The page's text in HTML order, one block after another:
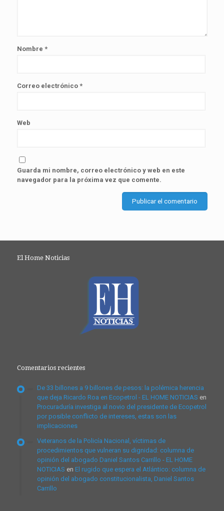
Nombre *
Correo electrónico *
Web
Guarda mi nombre, correo electrónico y web en este
navegador para la próxima vez que comente.
El Home Noticias
Comentarios recientes
De 33 billones a 9 billones de pesos: la polémica herencia
que deja Ricardo Roa en Ecopetrol - EL HOME NOTICIAS en
Procuraduría investiga al novio del presidente de Ecopetrol
por posible conflicto de intereses, estas son las
implicaciones
Veteranos de la Policía Nacional, víctimas de
procedimientos que vulneran su dignidad: columna de
opinión del abogado Daniel Santos Carrillo - EL HOME
NOTICIAS en El rugido que espera el Atlántico: columna de
opinión del abogado constitucionalista, Daniel Santos
Carrillo